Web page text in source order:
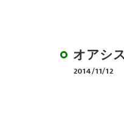
オアシ
2014/11/12